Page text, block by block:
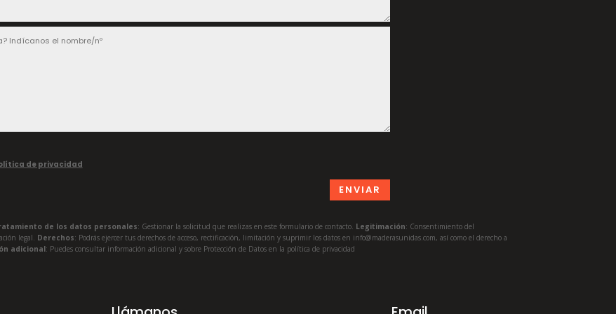
de privacidad
ENVIAR
de los datos personales: Gestionar la solicitud que realizas en este formulario de contacto. Legitimación: Consentimiento del
legal. Derechos: Podrás ejercer tus derechos de acceso, rectificación, limitación y suprimir los datos en info@maderasunidas.com, así como el derecho a
adicional: Puedes consultar información adicional y sobre Protección de Datos en la política de privacidad